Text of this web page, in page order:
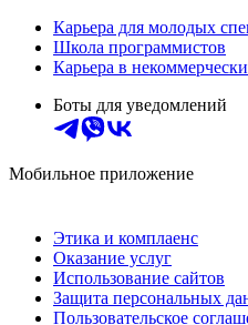
Карьера для молодых
Школа программистов
Карьера в
Боты для уведомлений
Мобильное приложение
Этика и комплаенс
Оказание услуг
Использование сайтов
Защита персональных
Пользовательское